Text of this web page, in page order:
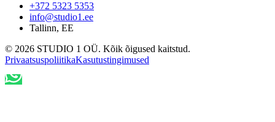
+372 5323 5353
info@studio1.ee
Tallinn, EE
© 2026 STUDIO 1 OÜ. Kõik õigused kaitstud.
PrivaatsuspoliitikaKasutustingimused